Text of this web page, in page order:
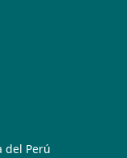
del Perú